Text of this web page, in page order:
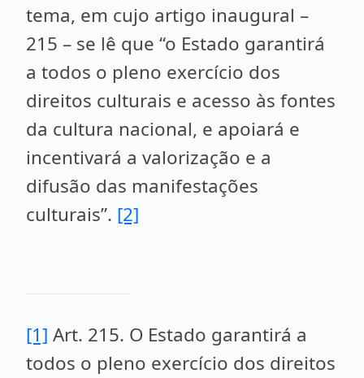
tema, em cujo artigo inaugural –
215 – se lê que “o Estado garantirá
a todos o pleno exercício dos
direitos culturais e acesso às fontes
da cultura nacional, e apoiará e
incentivará a valorização e a
difusão das manifestações
culturais”. [2]
[1] Art. 215. O Estado garantirá a
todos o pleno exercício dos direitos